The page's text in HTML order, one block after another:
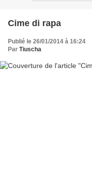
Cime di rapa
Publié le 26/01/2014 à 16:24
Par Tiuscha